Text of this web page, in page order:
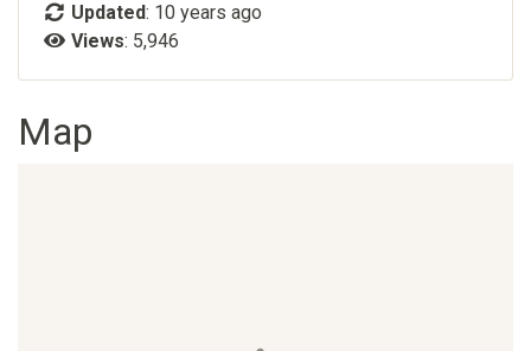
Updated: 10 years ago
Views: 5,946
Map